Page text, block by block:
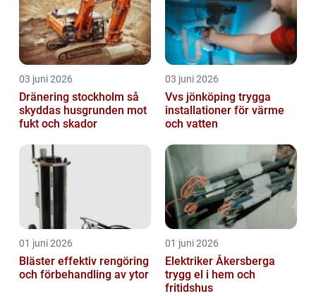
03 juni 2026
Dränering stockholm så
skyddas husgrunden mot
fukt och skador
03 juni 2026
Vvs jönköping trygga
installationer för värme
och vatten
01 juni 2026
Bläster effektiv rengöring
och förbehandling av ytor
01 juni 2026
Elektriker Åkersberga
trygg el i hem och
fritidshus